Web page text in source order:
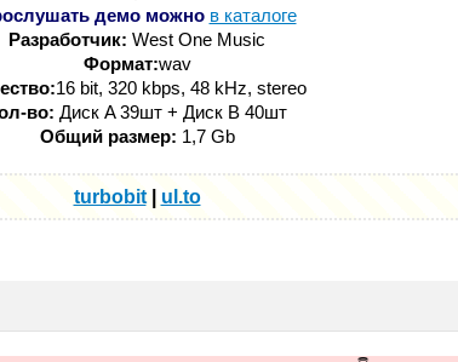
демо можно в каталоге
Разработчик: West One Music
Формат:wav
16 bit, 320 kbps, 48 kHz, stereo
во: Диск A 39шт + Диск В 40шт
Общий размер: 1,7 Gb
turbobit| ul.to